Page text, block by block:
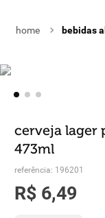
bebidas
cerveja lager
473ml
referência: 196201
R$ 6,49
2º leite
º
6º biscoito